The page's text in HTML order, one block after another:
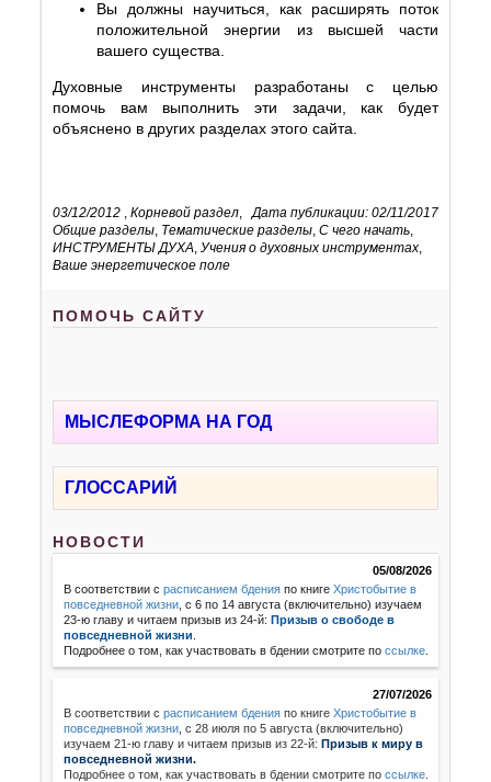
Вы должны научиться, как расширять поток
положительной энергии из высшей части
вашего существа.
Духовные инструменты разработаны с целью
помочь вам выполнить эти задачи, как будет
объяснено в других разделах этого сайта.
03/12/2012 Дата публикации: 02/11/2017
,Корневой раздел
Общие разделы Тематические разделы ,С чего начать
ИНСТРУМЕНТЫ ДУХА Учения о духовных инструментах
Ваше энергетическое поле
ПОМОЧЬ САЙТУ
МЫСЛЕФОРМА НА ГОД
ГЛОССАРИЙ
НОВОСТИ
05/08/2026
В соответствии срасписанием бдения по книгеХристобытие в
повседневной жизни , с 6 по 14 августа (включительно) изучаем
23-ю главу и читаем призыв из 24-й:Призыв о свободе в
повседневной жизни
Подробнее о том, как участвовать в бдении смотрите поссылке
27/07/2026
В соответствии с расписанием бдения по книгеХристобытие в
повседневной жизни с 28 июля по 5 августа (включительно)
изучаем 21-ю главу и читаем призыв из 22-й:Призыв к миру в
повседневной жизни.
Подробнее о том, как участвовать в бдении смотрите поссылке